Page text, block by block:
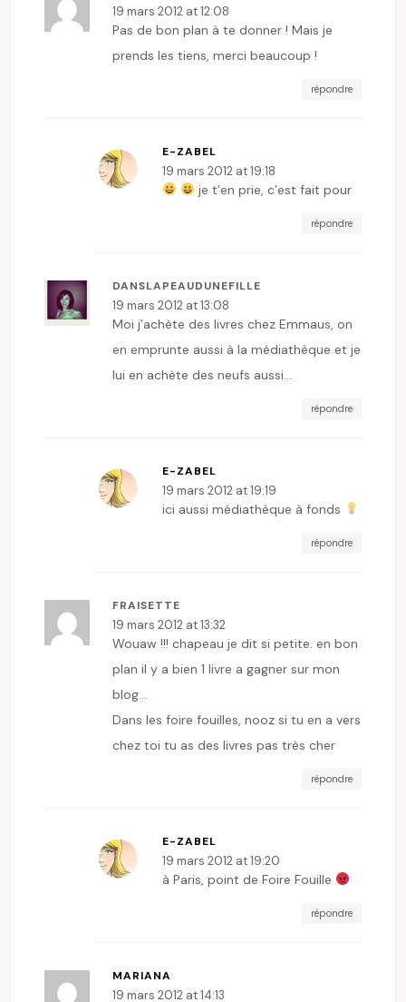
19 mars 2012 at 12:08
Pas de bon plan à te donner ! Mais je
prends les tiens, merci beaucoup !
répondre
E-ZABEL
19 mars 2012 at 19:18
je t’en prie, c’est fait pour
répondre
DANSLAPEAUDUNEFILLE
19 mars 2012 at 13:08
Moi j’achète des livres chez Emmaus, on
en emprunte aussi à la médiathèque et je
lui en achète des neufs aussi…
répondre
E-ZABEL
19 mars 2012 at 19:19
ici aussi médiathèque à fonds
répondre
FRAISETTE
19 mars 2012 at 13:32
Wouaw !!! chapeau je dit si petite. en bon
plan il y a bien 1 livre a gagner sur mon
blog…
Dans les foire fouilles, nooz si tu en a vers
chez toi tu as des livres pas très cher
répondre
E-ZABEL
19 mars 2012 at 19:20
à Paris, point de Foire Fouille
répondre
MARIANA
19 mars 2012 at 14:13